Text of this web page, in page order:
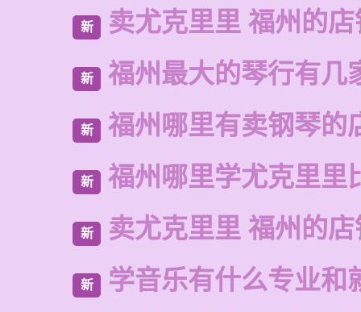
新 卖尤克里里 福州的
新 福州最大的琴行有几
新 福州哪里有卖钢琴的
新 福州哪里学尤克里里
新 卖尤克里里 福州的
新 学音乐有什么专业和